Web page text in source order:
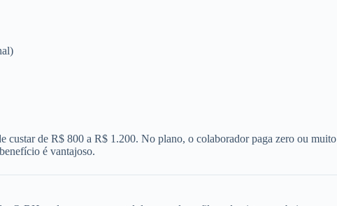
custar de R$ 800 a R$ 1.200. No plano, o colaborador paga zero ou muito
é vantajoso.